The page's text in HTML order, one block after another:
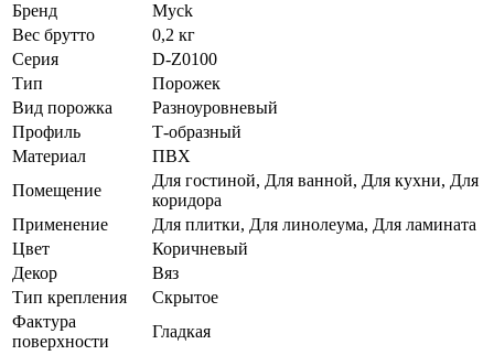
Бренд
Myck
Вес брутто
0,2 кг
Серия
D-Z0100
Тип
Порожек
Вид порожка
Разноуровневый
Профиль
Т-образный
Материал
ПВХ
Помещение
Для гостиной, Для ванной, Для кухни, Для
коридора
Применение
Для плитки, Для линолеума, Для ламината
Цвет
Коричневый
Декор
Вяз
Тип крепления
Скрытое
Фактура
поверхности
Гладкая